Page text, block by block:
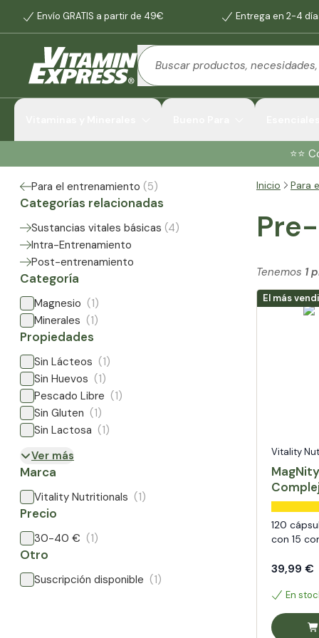
Envío GRATIS a partir de 49€ Entrega en 2-4
⭐️⭐️
Para el entrenamiento (5)
Categorías relacionadas
Sustancias vitales básicas (4)
Intra-Entrenamiento
Post-entrenamiento
Categoría
Magnesio (1)
Minerales (1)
Propiedades
Sin Lácteos (1)
Sin Huevos (1)
Pescado Libre (1)
Sin Gluten (1)
Sin Lactosa (1)
Ver más
Marca
Vitality Nutritionals (1)
Precio
30-40 € (1)
Otro
Suscripción disponible (1)
Inicio Para
Tenemos 1
El más
Vitality
120
con 15
39,99 €
En